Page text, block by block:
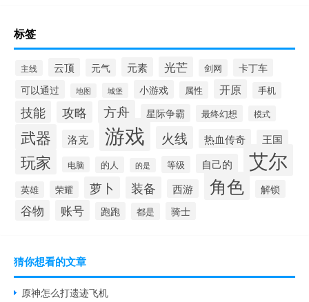
标签
主线 云顶 元气 元素 光芒 剑网 卡丁车
可以通过 地图 城堡 小游戏 属性 开原 手机
技能 攻略 方舟 星际争霸 最终幻想 模式
武器 洛克 游戏 火线 热血传奇 王国
玩家 电脑 的人 的是 等级 自己的 艾尔
英雄 荣耀 萝卜 装备 西游 角色 解锁
谷物 账号 跑跑 都是 骑士
猜你想看的文章
原神怎么打遗迹飞机